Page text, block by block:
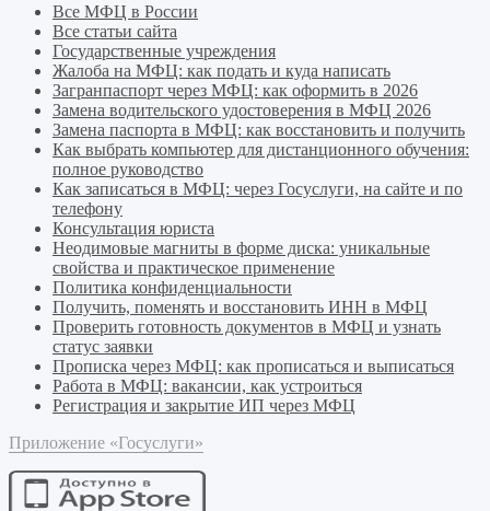
Все МФЦ в России
Все статьи сайта
Государственные учреждения
Жалоба на МФЦ: как подать и куда написать
Загранпаспорт через МФЦ: как оформить в 2026
Замена водительского удостоверения в МФЦ 2026
Замена паспорта в МФЦ: как восстановить и получить
Как выбрать компьютер для дистанционного обучения:
полное руководство
Как записаться в МФЦ: через Госуслуги, на сайте и по
телефону
Консультация юриста
Неодимовые магниты в форме диска: уникальные
свойства и практическое применение
Политика конфиденциальности
Получить, поменять и восстановить ИНН в МФЦ
Проверить готовность документов в МФЦ и узнать
статус заявки
Прописка через МФЦ: как прописаться и выписаться
Работа в МФЦ: вакансии, как устроиться
Регистрация и закрытие ИП через МФЦ
Приложение «Госуслуги»